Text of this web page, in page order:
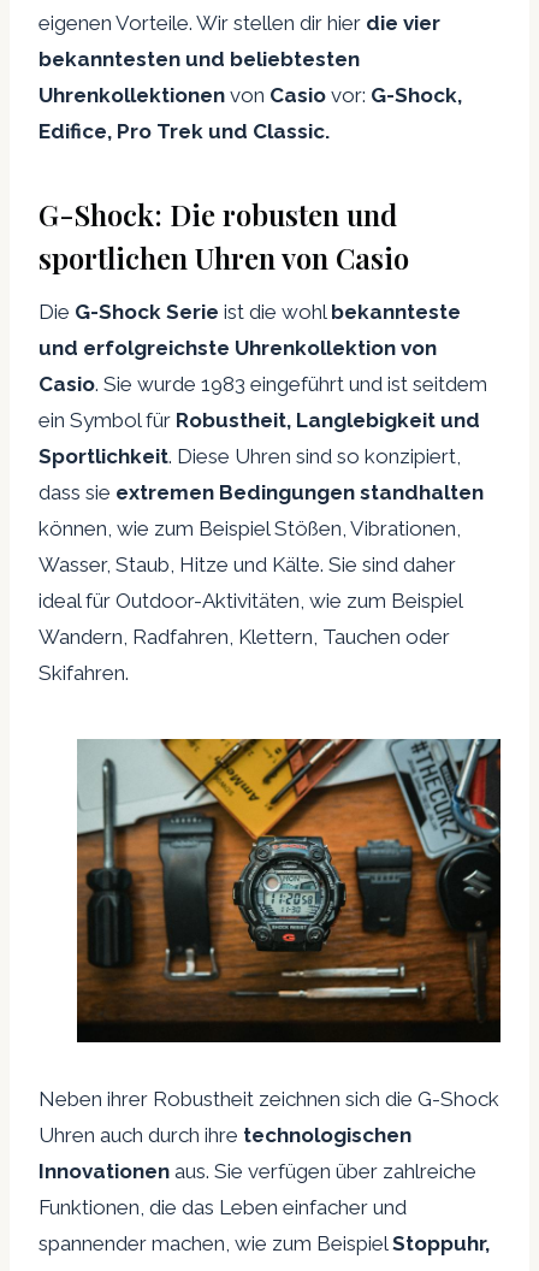
eigenen Vorteile. Wir stellen dir hier die vier
bekanntesten und beliebtesten
Uhrenkollektionen von Casio vor: G-Shock,
Edifice, Pro Trek und Classic.
G-Shock: Die robusten und
sportlichen Uhren von Casio
Die G-Shock Serie ist die wohl bekannteste
und erfolgreichste Uhrenkollektion von
Casio. Sie wurde 1983 eingeführt und ist seitdem
ein Symbol für Robustheit, Langlebigkeit und
Sportlichkeit. Diese Uhren sind so konzipiert,
dass sie extremen Bedingungen standhalten
können, wie zum Beispiel Stößen, Vibrationen,
Wasser, Staub, Hitze und Kälte. Sie sind daher
ideal für Outdoor-Aktivitäten, wie zum Beispiel
Wandern, Radfahren, Klettern, Tauchen oder
Skifahren.
Neben ihrer Robustheit zeichnen sich die G-Shock
Uhren auch durch ihre technologischen
Innovationen aus. Sie verfügen über zahlreiche
Funktionen, die das Leben einfacher und
spannender machen, wie zum BeispielStoppuhr,